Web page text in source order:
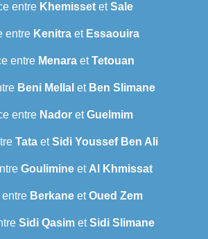
entre Khemisset etSale
entre Kenitra et Essaouira
entre Menara etTetouan
Beni Mellal et Ben Slimane
entre Nador etGuelmim
TataetSidi Youssef Ben Ali
Goulimineet Al Khmissat
entre Berkane etOued Zem
Sidi QasimetSidi Slimane